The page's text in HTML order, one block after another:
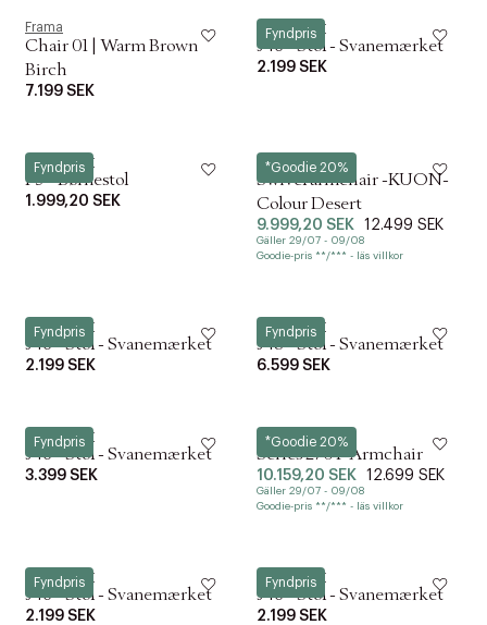
Frama
Chair 01 | Warm Brown
Birch
7.199 SEK
Fyndpris
FDB Møbler
J46 - Stol - Svanemærket
2.199 SEK
Fyndpris
FDB Møbler
P9 - Børnestol
1.999,20 SEK
*Goodie 20%
Blomus
Swivel armchair -KUON-
Colour Desert
9.999,20 SEK 12.499 SEK
Gäller 29/07 - 09/08
Goodie-pris **/*** - läs villkor
Fyndpris
FDB Møbler
J46 - Stol - Svanemærket
2.199 SEK
Fyndpris
FDB Møbler
J48 - Stol - Svanemærket
6.599 SEK
Fyndpris
FDB Møbler
J46 - Stol - Svanemærket
3.399 SEK
*Goodie 20%
Verpan
Series 270 F Armchair
10.159,20 SEK 12.699 SEK
Gäller 29/07 - 09/08
Goodie-pris **/*** - läs villkor
Fyndpris
FDB Møbler
J46 - Stol - Svanemærket
2.199 SEK
Fyndpris
FDB Møbler
J46 - Stol - Svanemærket
2.199 SEK